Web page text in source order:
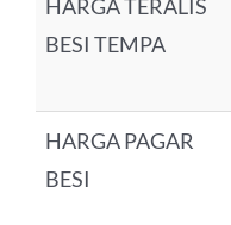
HARGA TERALIS
BESI TEMPA
HARGA PAGAR
BESI